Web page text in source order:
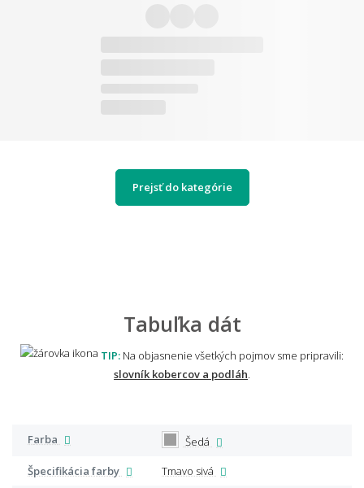
Prejsť do kategórie
Tabuľka dát
TIP: Na objasnenie všetkých pojmov sme pripravili:
slovník kobercov a podláh
Farba
Šedá
Špecifikácia farby
Tmavo sivá